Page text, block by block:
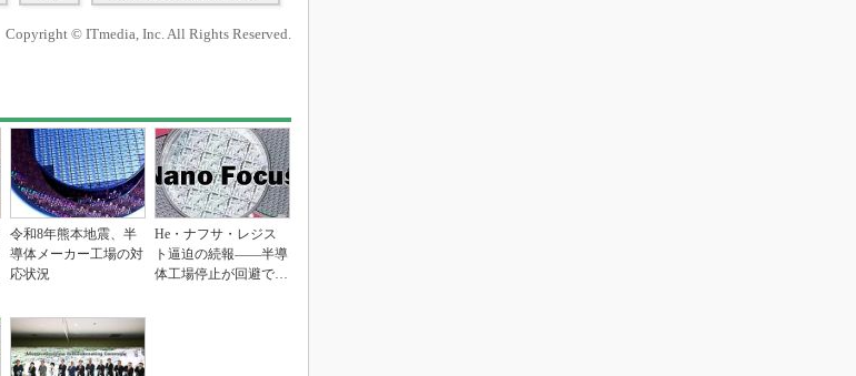
Copyright © ITmedia, Inc. All Rights Reserved.
令和8年熊本地震、半
導体メーカー工場の対
応状況
He・ナフサ・レジス
ト逼迫の続報――半導
体工場停止が回避でき